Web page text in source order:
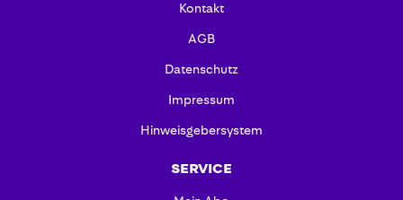
Kontakt
AGB
Datenschutz
Impressum
Hinweisgebersystem
SERVICE